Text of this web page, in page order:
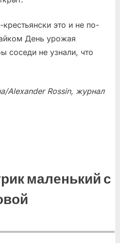
это и не по-
День урожая
соседи не узнали, что
Alexander Rossin, журнал
маленький с